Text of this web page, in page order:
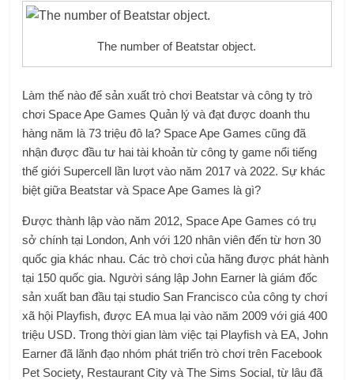
The number of Beatstar object.
Làm thế nào để sản xuất trò chơi Beatstar và công ty trò
chơi Space Ape Games Quản lý và đạt được doanh thu
hàng năm là 73 triệu đô la? Space Ape Games cũng đã
nhận được đầu tư hai tài khoản từ công ty game nổi tiếng
thế giới Supercell lần lượt vào năm 2017 và 2022. Sự khác
biệt giữa Beatstar và Space Ape Games là gì?
Được thành lập vào năm 2012, Space Ape Games có trụ
sở chính tại London, Anh với 120 nhân viên đến từ hơn 30
quốc gia khác nhau. Các trò chơi của hãng được phát hành
tại 150 quốc gia. Người sáng lập John Earner là giám đốc
sản xuất ban đầu tại studio San Francisco của công ty chơi
xã hội Playfish, được EA mua lại vào năm 2009 với giá 400
triệu USD. Trong thời gian làm việc tại Playfish và EA, John
Earner đã lãnh đạo nhóm phát triển trò chơi trên Facebook
Pet Society, Restaurant City và The Sims Social, từ lâu đã